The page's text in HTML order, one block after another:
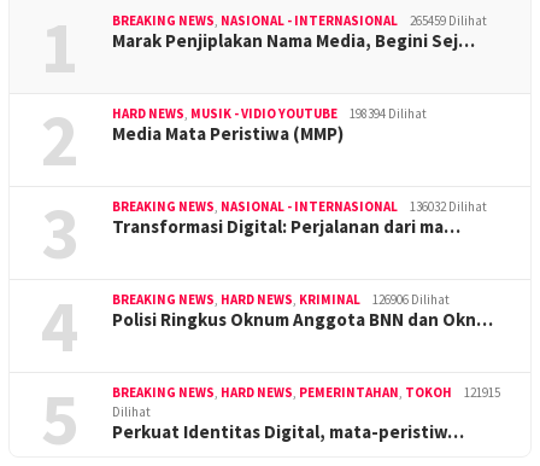
1 BREAKING NEWS, NASIONAL - INTERNASIONAL 265459 Dilihat
Marak Penjiplakan Nama Media, Begini Sej…
2 HARD NEWS, MUSIK - VIDIO YOUTUBE 198394 Dilihat
Media Mata Peristiwa (MMP)
3 BREAKING NEWS, NASIONAL - INTERNASIONAL 136032 Dilihat
Transformasi Digital: Perjalanan dari ma…
4 BREAKING NEWS, HARD NEWS, KRIMINAL 126906 Dilihat
Polisi Ringkus Oknum Anggota BNN dan Okn…
5 BREAKING NEWS, HARD NEWS, PEMERINTAHAN, TOKOH
121915
Dilihat
Perkuat Identitas Digital, mata-peristiw…